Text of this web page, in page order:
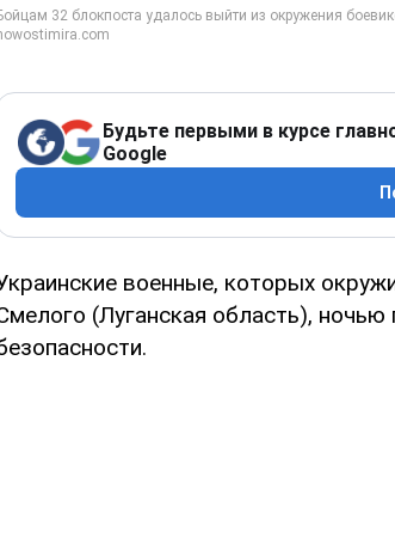
Будьте первыми в курсе
Google
военные, которых
(Луганская область), ночью